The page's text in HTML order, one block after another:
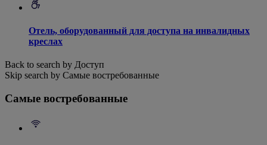
Отель, оборудованный для доступа на инвалидных
креслах
Back to search by Доступ
Skip search by Самые востребованные
Самые востребованные